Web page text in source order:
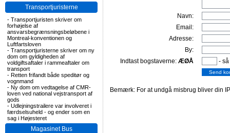
Transportjuristerne
- Transportjuristen skriver om
forhøjelse af
ansvarsbegrænsningsbeløbene i
Montreal-konventionen og
Luftfartsloven
- Transportjuristerne skriver om ny
dom om gyldigheden af
voldgiftsaftaler i rammeaftaler om
transport
- Retten frifandt både speditør og
vognmand
- Ny dom om vedtagelse af CMR-
loven ved national vejstransport af
gods
- Udlejningstrailere var involveret i
færdselsuheld - og ender som en
sag i Højesteret
Magasinet Bus
Navn:
Email:
Adresse:
By:
Indtast bogstaverne: ÆØÅ -
Bemærk: For at undgå misbrug bliver din